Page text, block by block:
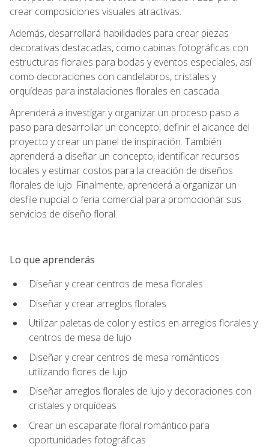
crear composiciones visuales atractivas.
Además, desarrollará habilidades para crear piezas
decorativas destacadas, como cabinas fotográficas con
estructuras florales para bodas y eventos especiales, así
como decoraciones con candelabros, cristales y
orquídeas para instalaciones florales en cascada.
Aprenderá a investigar y organizar un proceso paso a
paso para desarrollar un concepto, definir el alcance del
proyecto y crear un panel de inspiración. También
aprenderá a diseñar un concepto, identificar recursos
locales y estimar costos para la creación de diseños
florales de lujo. Finalmente, aprenderá a organizar un
desfile nupcial o feria comercial para promocionar sus
servicios de diseño floral.
Lo que aprenderás
Diseñar y crear centros de mesa florales
Diseñar y crear arreglos florales
Utilizar paletas de color y estilos en arreglos florales y
centros de mesa de lujo
Diseñar y crear centros de mesa románticos
utilizando flores de lujo
Diseñar arreglos florales de lujo y decoraciones con
cristales y orquídeas
Crear un escaparate floral romántico para
oportunidades fotográficas